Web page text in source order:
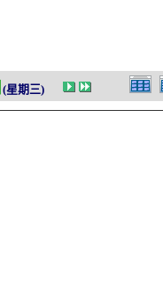
(星期三)